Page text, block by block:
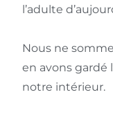
l’adulte
Nous ne
en avons gardé
notre intérieur.